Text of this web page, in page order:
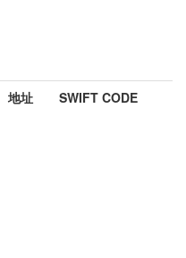
地址 SWIFT CODE